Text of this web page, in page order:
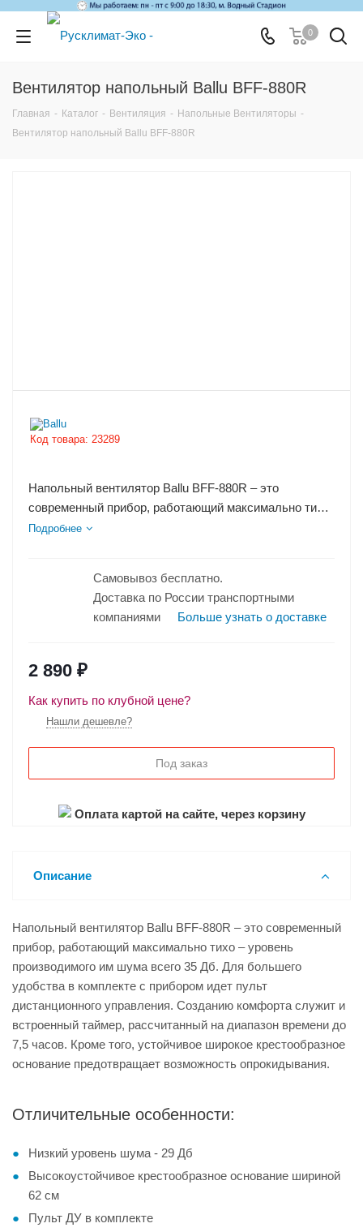
0
Вентилятор напольный Ballu BFF-880R
Главная - Каталог - Вентиляция - Напольные Вентиляторы -
Вентилятор напольный Ballu BFF-880R
Код товара: 23289
Напольный вентилятор Ballu BFF-880R – это
современный прибор, работающий максимально тихо
– уровень производимого...
Подробнее
Самовывоз бесплатно.
Доставка по России транспортными
компаниями
Больше узнать о доставке
2 890 ₽
Как купить по клубной цене?
Нашли дешевле?
Под заказ
Оплата картой на сайте, через корзину
Описание
Напольный вентилятор Ballu BFF-880R – это современный
прибор, работающий максимально тихо – уровень
производимого им шума всего 35 Дб. Для большего
удобства в комплекте с прибором идет пульт
дистанционного управления. Созданию комфорта служит и
встроенный таймер, рассчитанный на диапазон времени до
7,5 часов. Кроме того, устойчивое широкое крестообразное
основание предотвращает возможность опрокидывания.
Отличительные особенности:
Низкий уровень шума - 29 Дб
Высокоустойчивое крестообразное основание шириной
62 см
Пульт ДУ в комплекте